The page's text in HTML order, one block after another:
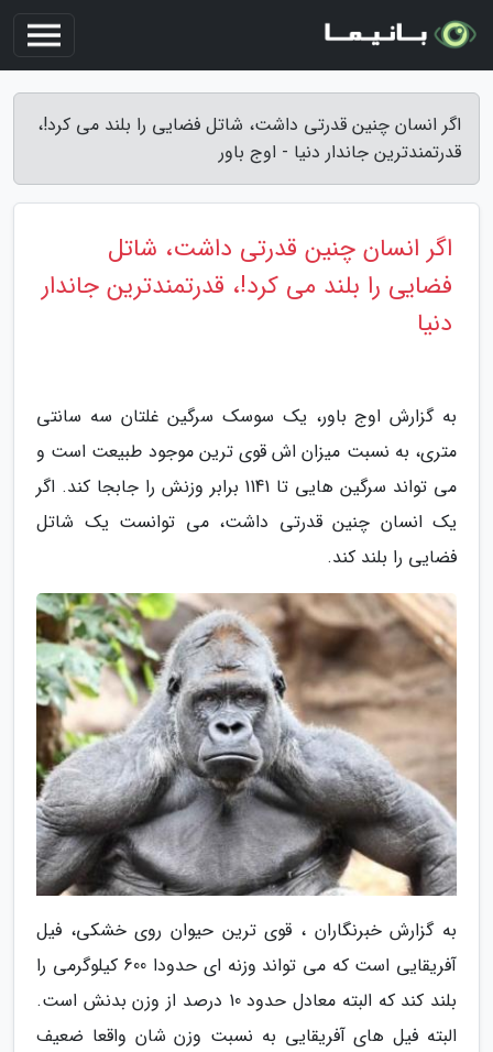
اگر انسان چنین قدرتی داشت، شاتل فضایی را بلند می کرد!،
قدرتمندترین جاندار دنیا - اوج باور
اگر انسان چنین قدرتی داشت، شاتل
فضایی را بلند می کرد!، قدرتمندترین جاندار
دنیا
به گزارش اوج باور، یک سوسک سرگین غلتان سه سانتی
متری، به نسبت میزان اش قوی ترین موجود طبیعت است و
می تواند سرگین هایی تا 1141 برابر وزنش را جابجا کند. اگر
یک انسان چنین قدرتی داشت، می توانست یک شاتل
فضایی را بلند کند.
به گزارش خبرنگاران ، قوی ترین حیوان روی خشکی، فیل
آفریقایی است که می تواند وزنه ای حدودا 600 کیلوگرمی را
بلند کند که البته معادل حدود 10 درصد از وزن بدنش است.
البته فیل های آفریقایی به نسبت وزن شان واقعا ضعیف